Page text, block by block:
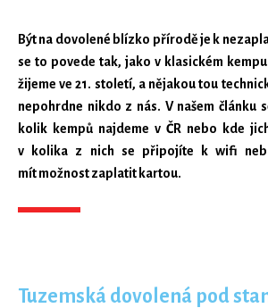
Být na dovolené blízko přírodě je k
se to povede tak, jako v klasickém
žijeme ve 21. století, a nějakou tou
nepohrdne nikdo z nás. V našem článku
kolik kempů najdeme v ČR nebo kde
v kolika z nich se připojíte k wifi
mít možnost zaplatit kartou.
Tuzemská dovolená pod